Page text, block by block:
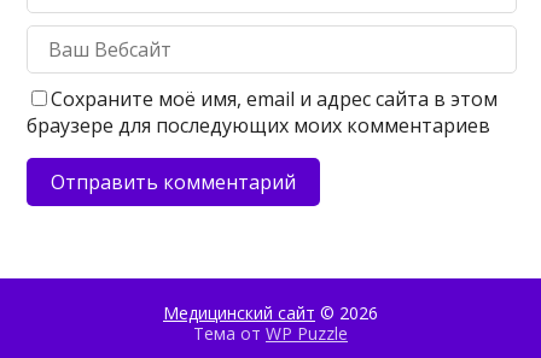
Сохраните моё имя, email и адрес сайта в этом
браузере для последующих моих комментариев
Медицинский сайт © 2026
Тема от WP Puzzle